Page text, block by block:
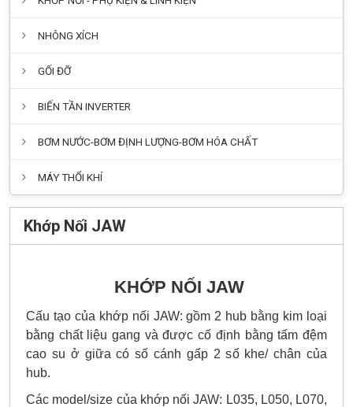
NHÔNG XÍCH
GỐI ĐỠ
BIẾN TẦN INVERTER
BƠM NƯỚC-BƠM ĐỊNH LƯỢNG-BƠM HÓA CHẤT
MÁY THỔI KHÍ
Khớp Nối JAW
KHỚP NỐI JAW
Cấu tạo của khớp nối JAW: gồm 2 hub bằng kim loại
bằng chất liệu gang và được cố định bằng tấm đệm
cao su ở giữa có số cánh gấp 2 số khe/ chân của
hub.
Các model/size của khớp nối JAW: L035, L050, L070,